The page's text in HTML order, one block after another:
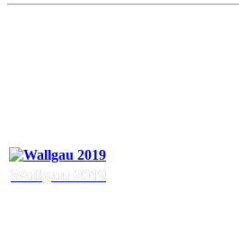
Wallgau 2019